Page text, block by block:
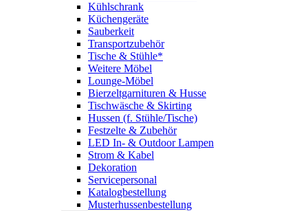
Kühlschrank
Küchengeräte
Sauberkeit
Transportzubehör
Tische & Stühle*
Weitere Möbel
Lounge-Möbel
Bierzeltgarnituren & Husse
Tischwäsche & Skirting
Hussen (f. Stühle/Tische)
Festzelte & Zubehör
LED In- & Outdoor Lampen
Strom & Kabel
Dekoration
Servicepersonal
Katalogbestellung
Musterhussenbestellung